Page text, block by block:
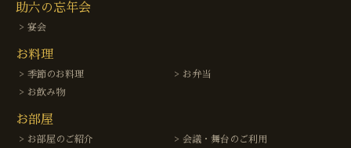
助六の忘年会
宴会
お料理
季節のお料理
お弁当
お飲み物
お部屋
お部屋のご紹介
会議・舞台のご利用